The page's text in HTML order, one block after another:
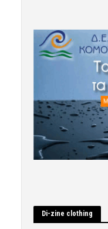
Di-zine clothing